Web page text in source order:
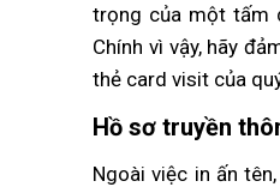
trọng của một tấm
Chính vì vậy, hãy
thẻ card visit của
Hồ sơ truyền
Ngoài việc in ấn